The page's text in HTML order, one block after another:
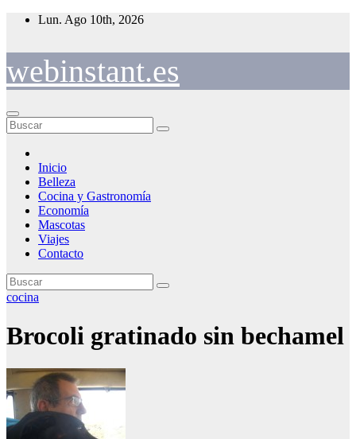
Saltar
Lun. Ago 10th, 2026
webinstant.es
Inicio
Belleza
Cocina y Gastronomía
Economía
Mascotas
Viajes
Contacto
cocina
Brocoli gratinado sin bechamel